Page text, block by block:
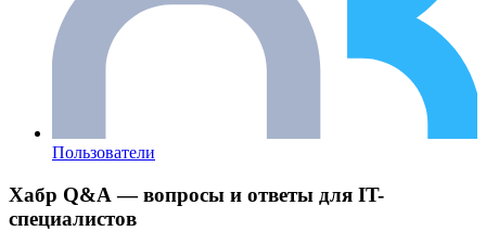
Пользователи
Хабр Q&A — вопросы и ответы для IT-
специалистов